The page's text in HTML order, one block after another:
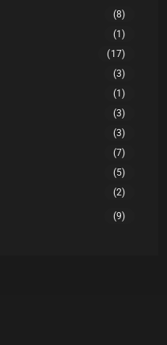
(8)
(1)
(17)
(3)
(1)
(3)
(3)
(7)
(5)
(2)
(9)